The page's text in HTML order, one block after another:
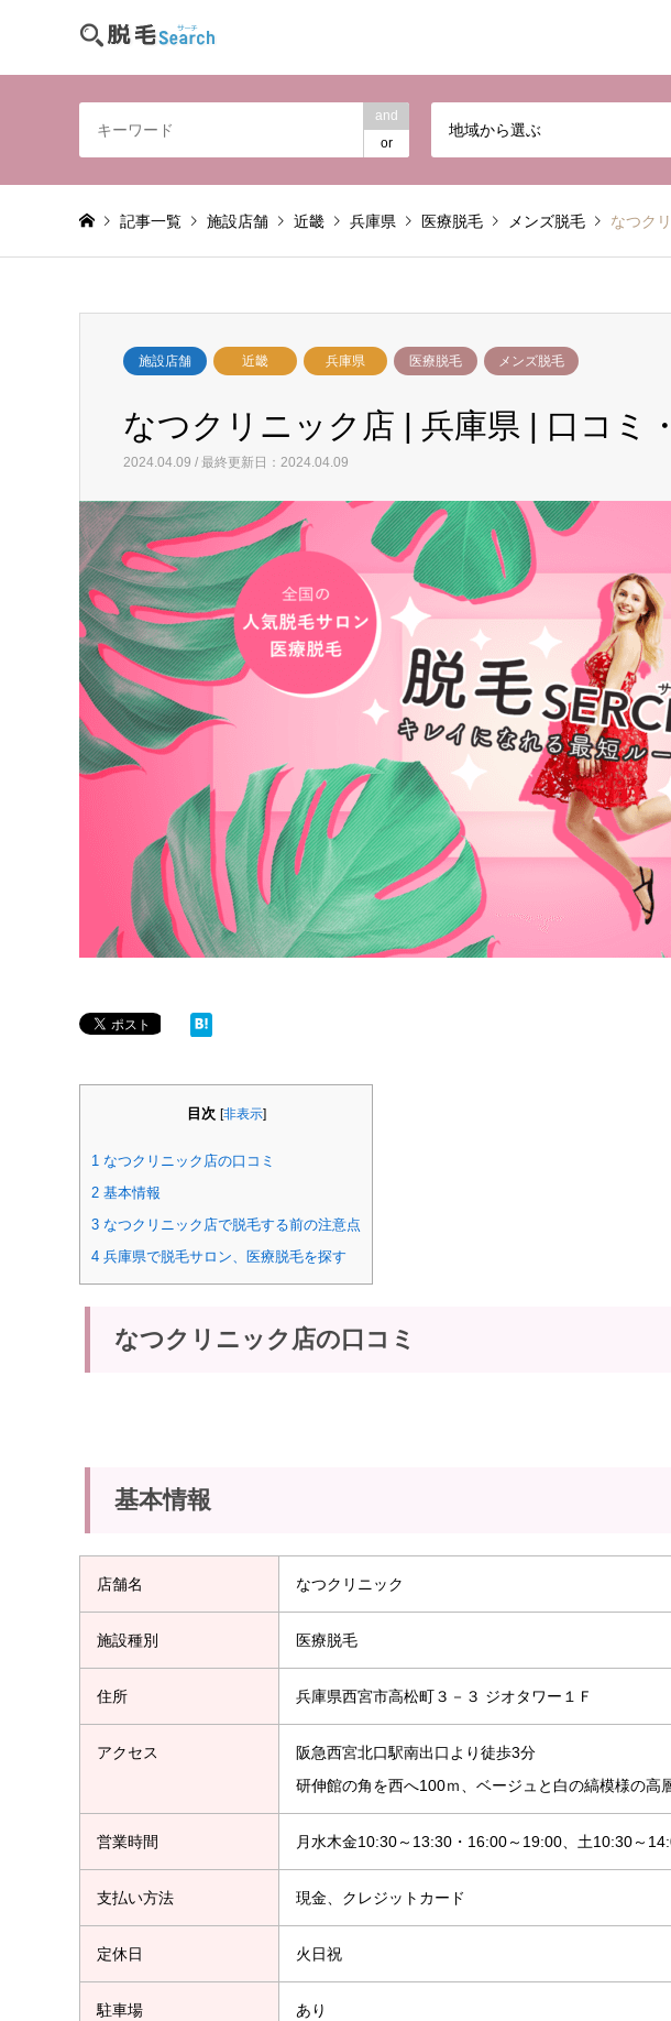
and
or
地域から選ぶ
記事一覧 施設店舗 近畿 兵庫県 医療脱毛 メンズ脱毛 なつク
施設店舗 近畿 兵庫県 医療脱毛 メンズ脱毛
なつクリニック店 | 兵庫県 | 口コミ
2024.04.09 / 最終更新日：2024.04.09
目次 [非表示]
1 なつクリニック店の口コミ
2 基本情報
3 なつクリニック店で脱毛する前の注意点
4 兵庫県で脱毛サロン、医療脱毛を探す
なつクリニック店の口コミ
基本情報
店舗名 なつクリニック
施設種別 医療脱毛
住所 兵庫県西宮市高松町３－３ ジオタワー１Ｆ
アクセス
阪急西宮北口駅南出口より徒歩3分
研伸館の角を西へ100ｍ、ベージュと白の縞模様の高
営業時間 月水木金10:30～13:30・16:00～19:00、土10:30～
支払い方法 現金、クレジットカード
定休日 火日祝
駐車場
あり